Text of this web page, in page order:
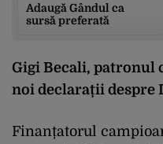
Adaugă Gândul ca
sursă preferată
Gigi Becali, patronul
noi declarații despre
Finanțatorul